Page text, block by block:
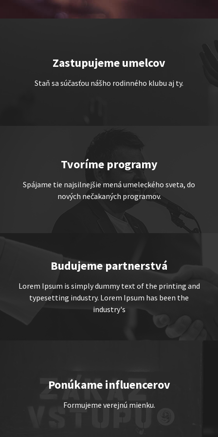
TEMNÉ KECY
Show program StandupShow
„Triple M” alebo „Ingolštat
TRIO”
Čekovský
Zastupujeme umelcov
Staň sa súčasťou nášho rodinného klubu aj ty.
Tvoríme programy
Spájame tie najsilnejšie mená umeleckého sveta, do
nových nečakaných programov.
Budujeme partnerstvá
Lorem Ipsum is simply dummy text of the printing and
typesetting industry. Lorem Ipsum has been the
industry's
Ponúkame influencerov
Formujeme verejnú mienku.